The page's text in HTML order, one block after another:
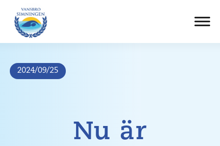
innehåll
2024/09/25
Nu är